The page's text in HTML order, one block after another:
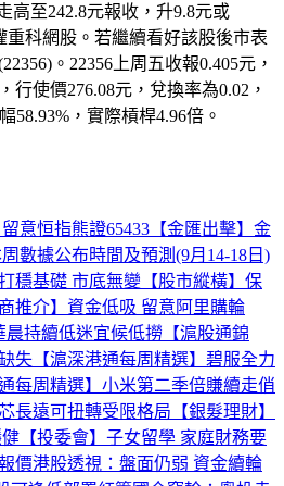
高至242.8元報收，升9.8元或
重科網股。若繼續看好該股後市表
。22356上周五收報0.405元，
行使價276.08元，兌換率為0.02，
58.93%，實際槓桿4.96倍。
意恒指熊證65433 【金匯出擊】金
數據公布時間及預測(9月14-18日)
穩基礎 市底無變 【股市縱橫】保
商推介】資金低吸 留意阿里購輪
晨持續低迷宜候低撈 【滬股通錦
失 【滬深港通每周精選】碧服全力
通每周精選】小米第二季倍賺續走俏
長遠可扭轉受限格局 【銀髮理財】
【投委會】子女留學 家庭財務要
價港股透視：盤面仍弱 資金續輪